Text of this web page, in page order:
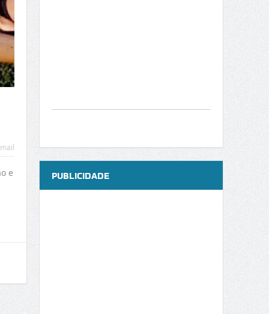
e PUBLICIDADE